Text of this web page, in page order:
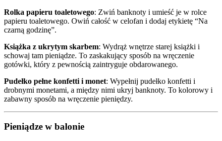
Rolka papieru toaletowego: Zwiń banknoty i umieść je w rolce
papieru toaletowego. Owiń całość w celofan i dodaj etykietę “Na
czarną godzinę”.
Książka z ukrytym skarbem: Wydrąż wnętrze starej książki i
schowaj tam pieniądze. To zaskakujący sposób na wręczenie
gotówki, który z pewnością zaintryguje obdarowanego.
Pudełko pełne konfetti i monet: Wypełnij pudełko konfetti i
drobnymi monetami, a między nimi ukryj banknoty. To kolorowy i
zabawny sposób na wręczenie pieniędzy.
Pieniądze w balonie